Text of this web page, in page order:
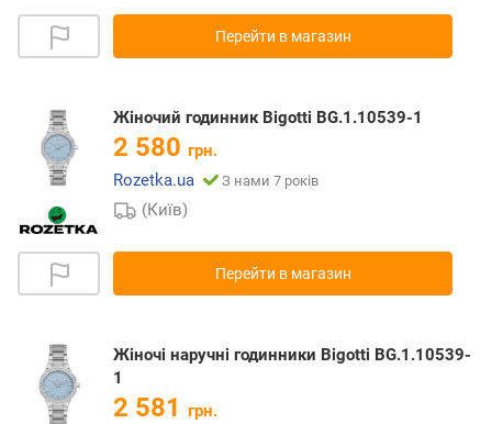
Перейти в магазин
Жіночий годинник Bigotti BG.1.10539-1
2 580 грн.
Rozetka.ua
З нами 7 років
(Київ)
Перейти в магазин
Жіночі наручні годинники Bigotti BG.1.10539-
1
2 581 грн.